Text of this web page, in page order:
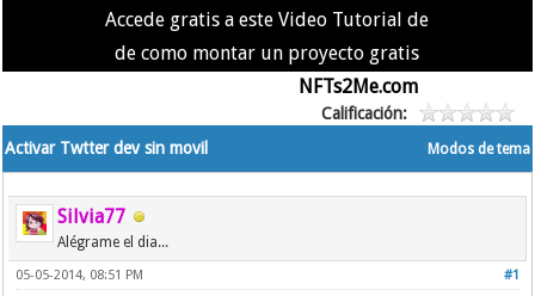
Accede gratis a este Video Tutorial de
de como montar un proyecto gratis
NFTs2Me.com
Calificación:
Modos de tema
Activar Twtter dev sin movil
Silvia77
Alégrame el dia...
#1
05-05-2014, 08:51 PM